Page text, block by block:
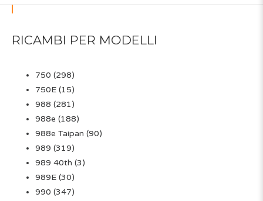
RICAMBI PER MODELLI
750 (298)
750E (15)
988 (281)
988e (188)
988e Taipan (90)
989 (319)
989 40th (3)
989E (30)
990 (347)